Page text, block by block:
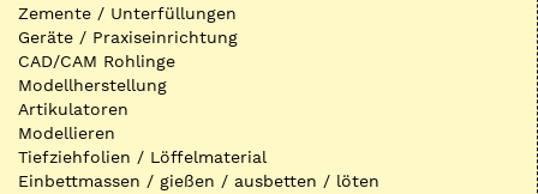
Zemente / Unterfüllungen
Geräte / Praxiseinrichtung
CAD/CAM Rohlinge
Modellherstellung
Artikulatoren
Modellieren
Tiefziehfolien / Löffelmaterial
Einbettmassen / gießen / ausbetten / löten